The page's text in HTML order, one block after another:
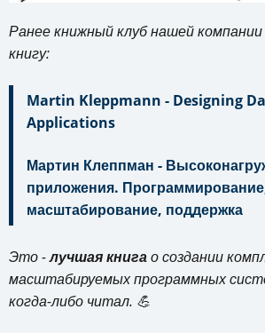
Ранее книжный клуб нашей
книгу:
Martin Kleppmann - Designing
Applications
Мартин Клеппман -
приложения.
масштабирование, поддержка
Это -лучшая книгао создании
масштабируемых программных
когда-либо читал. 💪